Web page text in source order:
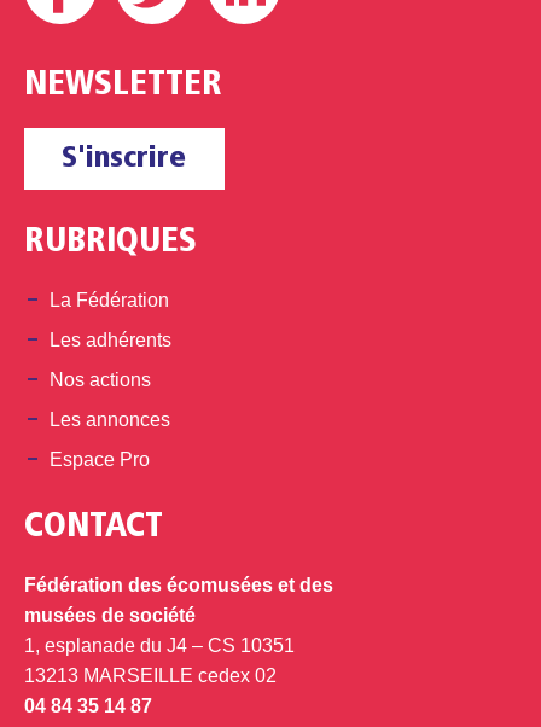
NEWSLETTER
S'inscrire
RUBRIQUES
La Fédération
Les adhérents
Nos actions
Les annonces
Espace Pro
CONTACT
Fédération des écomusées et des
musées de société
1, esplanade du J4 – CS 10351
13213 MARSEILLE cedex 02
04 84 35 14 87